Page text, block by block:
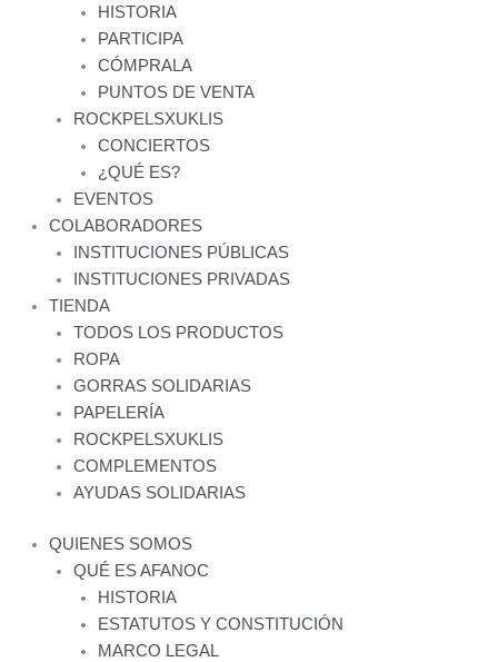
HISTORIA
PARTICIPA
CÓMPRALA
PUNTOS DE VENTA
ROCKPELSXUKLIS
CONCIERTOS
¿QUÉ ES?
EVENTOS
COLABORADORES
INSTITUCIONES PÚBLICAS
INSTITUCIONES PRIVADAS
TIENDA
TODOS LOS PRODUCTOS
ROPA
GORRAS SOLIDARIAS
PAPELERÍA
ROCKPELSXUKLIS
COMPLEMENTOS
AYUDAS SOLIDARIAS
QUIENES SOMOS
QUÉ ES AFANOC
HISTORIA
ESTATUTOS Y CONSTITUCIÓN
MARCO LEGAL